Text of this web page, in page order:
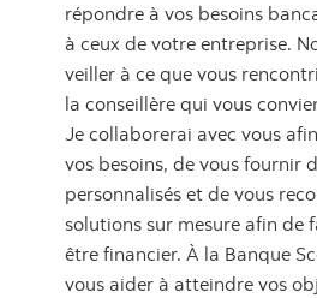
répondre à vos besoins
à ceux de votre entreprise.
veiller à ce que vous
la conseillère qui vous
Je collaborerai avec vous
vos besoins, de vous fournir
personnalisés et de vous
solutions sur mesure afin de
être financier. À la Banque
vous aider à atteindre vos